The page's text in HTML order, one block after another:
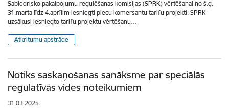
Sabiedrisko pakalpojumu regulēšanas komisijas (SPRK) vērtēšanai no š.g.
31.marta līdz 4.aprīlim iesniegti piecu komersantu tarifu projekti. SPRK
uzsākusi iesniegto tarifu projektu vērtēšanu…
Atkritumu apstrāde
Notiks saskaņošanas sanāksme par speciālās
regulatīvās vides noteikumiem
31.03.2025.